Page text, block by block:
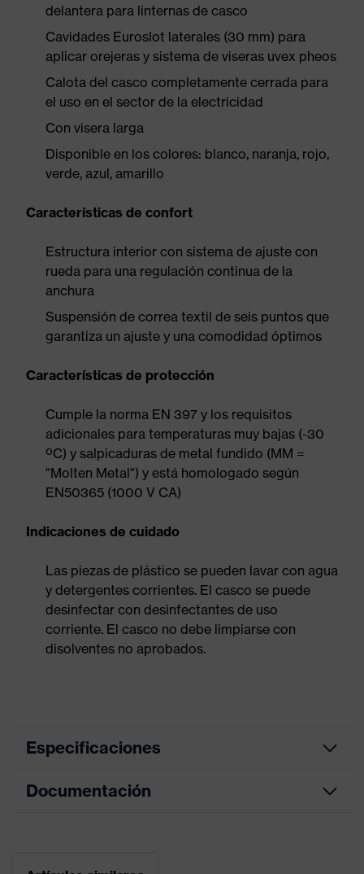
delantera para linternas de casco
Cavidades Euroslot laterales (30 mm) para
aplicar orejeras y sistema de viseras uvex pheos
Calota del casco completamente cerrada para
el uso en el sector de la electricidad
Con visera larga
Disponible en los colores: blanco, naranja, rojo,
verde, azul, amarillo
Características de confort
Estructura interior con sistema de ajuste con
rueda para una regulación continua de la
anchura
Suspensión de correa textil de seis puntos que
garantiza un ajuste y una comodidad óptimos
Características de protección
Cumple la norma EN 397 y los requisitos
adicionales para temperaturas muy bajas (-30
ºC) y salpicaduras de metal fundido (MM =
"Molten Metal") y está homologado según
EN50365 (1000 V CA)
Indicaciones de cuidado
Las piezas de plástico se pueden lavar con agua
y detergentes corrientes. El casco se puede
desinfectar con desinfectantes de uso
corriente. El casco no debe limpiarse con
disolventes no aprobados.
Especificaciones
Conexión de
Orejeras y visores (Euroslots 30
Documentación